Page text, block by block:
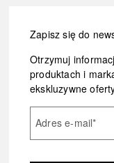
Zapisz się do
Otrzymuj
produktach i
ekskluzywne
Adres e-mail*